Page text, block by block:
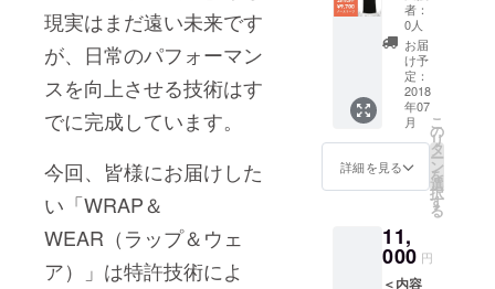
現実はまだ遠い未来です
が、日常のパフォーマン
スを向上させる技術はす
でに完成しています。
今回、皆様にお届けした
い「WRAP＆
WEAR（ラップ＆ウェ
ア）」は特許技術によ
アップしま
SP Ver
ノース
リーブ
1着※ 送
料国内
一律
800円
者：
0人
お届
け予
定：
2018
年07
月
詳細を見る
こ
の
リ
タ
ー
ン
を
選
択
す
る
11,
000 円
＜内容